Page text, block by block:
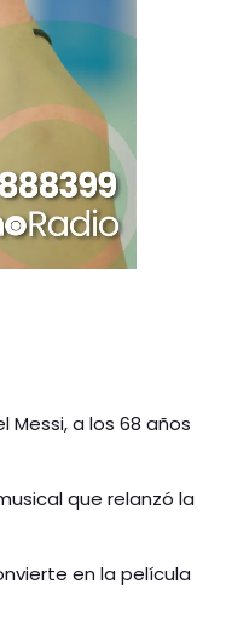
Messi, a los 68 años
que relanzó la
en la película